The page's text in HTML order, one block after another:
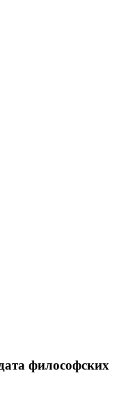
философских